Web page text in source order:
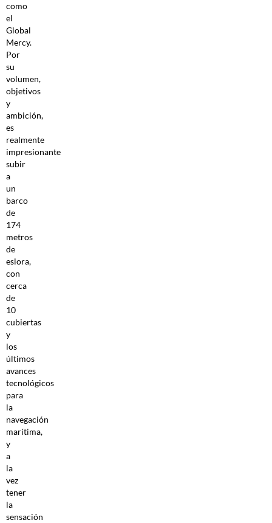
como
el
Global
Mercy.
Por
su
volumen,
objetivos
y
ambición,
es
realmente
impresionante
subir
a
un
barco
de
174
metros
de
eslora,
con
cerca
de
10
cubiertas
y
los
últimos
avances
tecnológicos
para
la
navegación
marítima,
y
a
la
vez
tener
la
sensación